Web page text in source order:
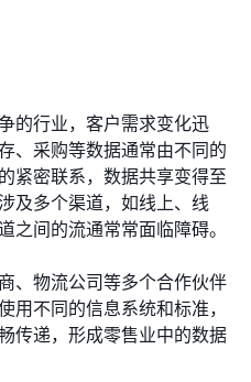
的行业，客户需求变化迅
、采购等数据通常由不同的
紧密联系，数据共享变得至
及多个渠道，如线上、线
之间的流通常常面临障碍。
、物流公司等多个合作伙伴
用不同的信息系统和标准，
传递，形成零售业中的数据